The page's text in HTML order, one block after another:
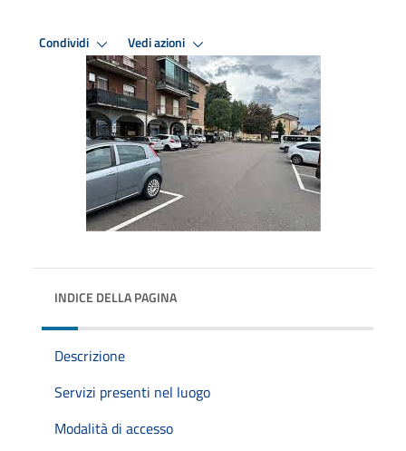
Condividi Vedi azioni
INDICE DELLA PAGINA
Descrizione
Servizi presenti nel luogo
Modalità di accesso